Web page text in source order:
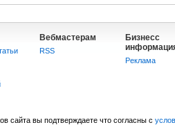
Вебмастерам
RSS
Бизнесс
Реклама
сайта вы подтверждаете что согласны с